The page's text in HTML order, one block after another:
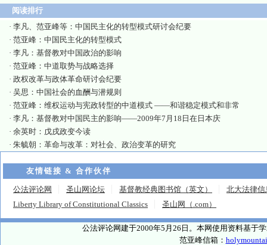
阅读排行
· 李凡、范亚峰等：中国民主化的转型模式研讨会纪要
· 范亚峰：中国民主化的转型模式
· 李凡：基督教对中国政治的影响
· 范亚峰：中道取势与战略选择
· 政权改革与政体革命研讨会纪要
· 吴思：中国社会的血酬与潜规则
· 范亚峰：维权运动与宪政转型的中道模式 ——和谐稳定模式和非常
· 李凡：基督教对中国民主的影响——2009年7月18日在日本庆
· 余英时：戊戌政变今读
· 朱毓朝：革命与改革：对社会、政治变革的研究
友情链接 & 合作伙伴
公法评论网 圣山网论坛 基督教经典图书馆（英文）
北大法律信
Liberty Library of Constitutional Classics
圣山网（.com）
公法评论网建于2000年5月26日。本网使用资料基于
范亚峰信箱：